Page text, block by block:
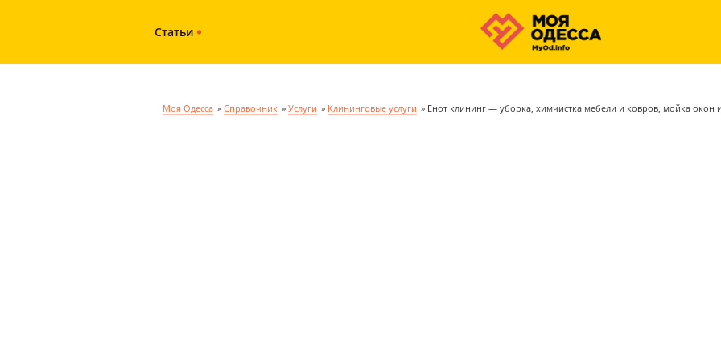
Статьи
Моя Одесса » Справочник » Услуги » Клининговые услуги » Енот клининг — уборка, химчистка мебели и ковров, мойка окон